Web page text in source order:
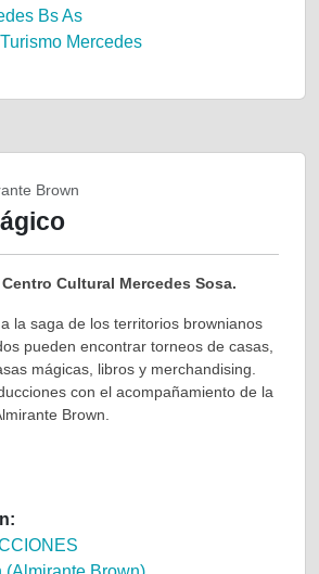
Bs As
Mercedes
Brown
Cultural Mercedes Sosa.
la saga de los territorios brownianos
pueden encontrar torneos de casas,
mágicas, libros y merchandising.
con el acompañamiento de la
Brown.